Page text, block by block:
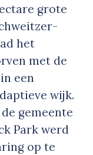
grote
het
met de
een
wijk.
gemeente
Park werd
op te